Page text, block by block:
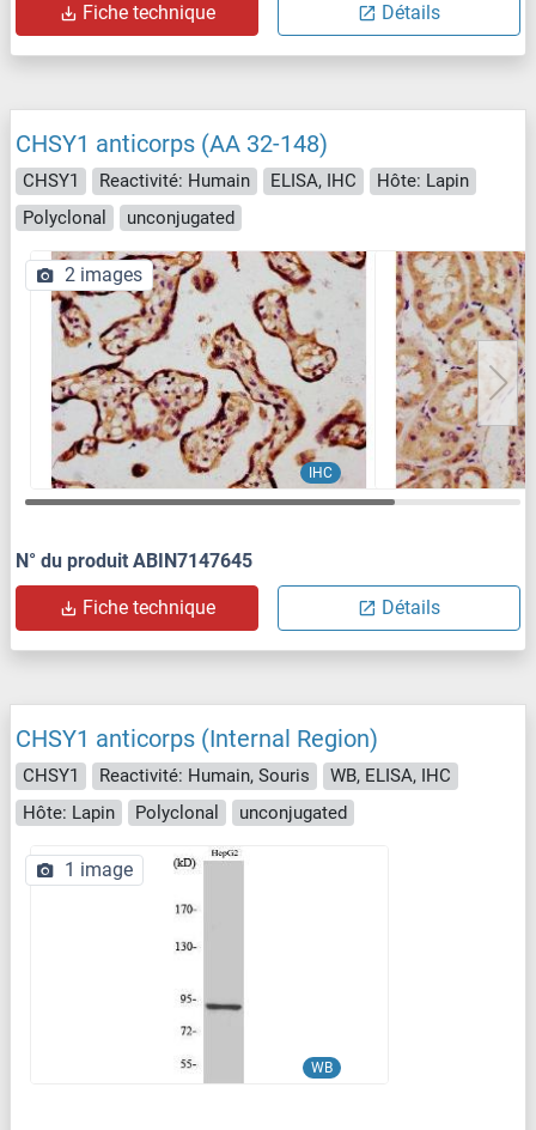
Fiche technique Détails
CHSY1 anticorps (AA 32-148)
CHSY1 Reactivité: Humain ELISA, IHC
Hôte: Lapin
Polyclonal
unconjugated
IHC
2 images
N° du produit ABIN7147645
Fiche technique Détails
CHSY1 anticorps (Internal Region)
CHSY1 Reactivité: Humain, Souris
WB, ELISA, IHC
Hôte: Lapin
Polyclonal unconjugated
WB
1 image